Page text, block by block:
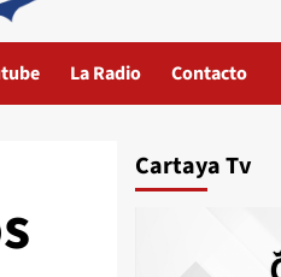
La Radio Contacto
Cartaya Tv